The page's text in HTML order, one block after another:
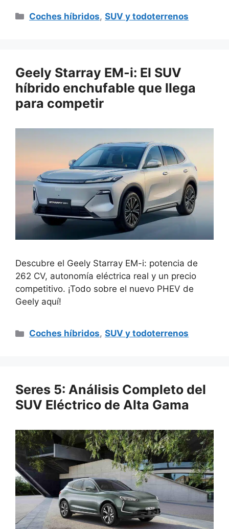
Categorías
Coches híbridos,SUV y todoterrenos
Geely Starray EM-i: El SUV
híbrido enchufable que llega
para competir
Descubre el Geely Starray EM-i: potencia de
262 CV, autonomía eléctrica real y un precio
competitivo. ¡Todo sobre el nuevo PHEV de
Geely aquí!
Categorías
Coches híbridos,SUV y todoterrenos
Seres 5: Análisis Completo del
SUV Eléctrico de Alta Gama